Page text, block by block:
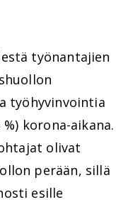
työnantajien
työhyvinvointia
korona-aikana.
olivat
perään, sillä
esille